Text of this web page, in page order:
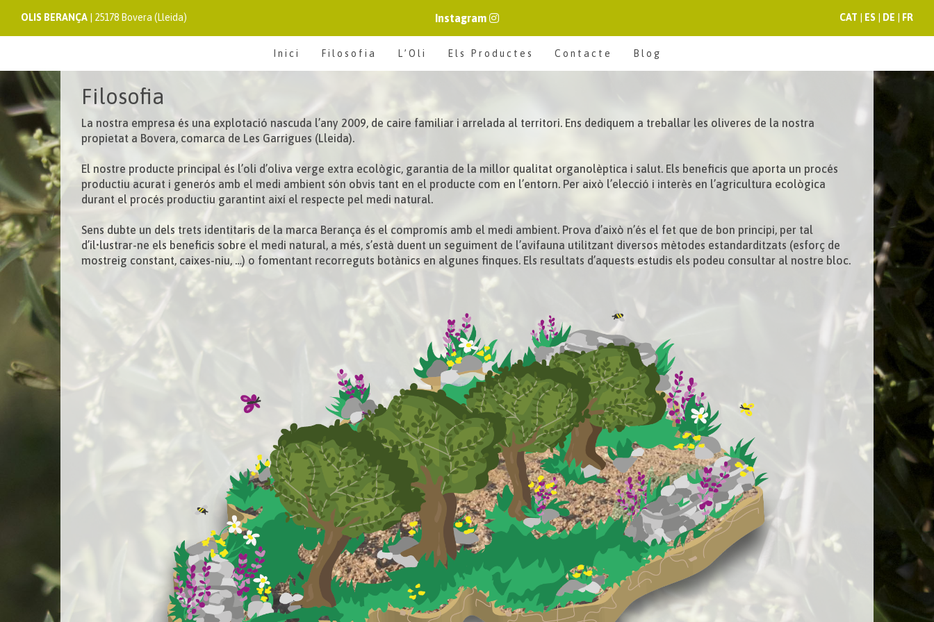
OLIS BERANÇA | 25178 Bovera (Lleida) Instagram CAT ES DE FR
Inici Filosofia L’Oli Els Productes Contacte Blog
Filosofia
La nostra empresa és una explotació nascuda l’any 2009, de caire familiar i arrelada al territori. Ens dediquem a treballar les oliveres de la nostra
propietat a Bovera, comarca de Les Garrigues (Lleida).
El nostre producte principal és l’oli d’oliva verge extra ecològic, garantia de la millor qualitat organolèptica i salut. Els beneficis que aporta un procés
productiu acurat i generós amb el medi ambient són obvis tant en el producte com en l’entorn. Per això l’elecció i interès en l’agricultura ecològica
durant el procés productiu garantint així el respecte pel medi natural.
Sens dubte un dels trets identitaris de la marca Berança és el compromís amb el medi ambient. Prova d’això n’és el fet que de bon principi, per tal
d’il•lustrar-ne els beneficis sobre el medi natural, a més, s’està duent un seguiment de l’avifauna utilitzant diversos mètodes estandarditzats (esforç de
mostreig constant, caixes-niu, …) o fomentant recorreguts botànics en algunes finques. Els resultats d’aquests estudis els podeu consultar al nostre bloc.